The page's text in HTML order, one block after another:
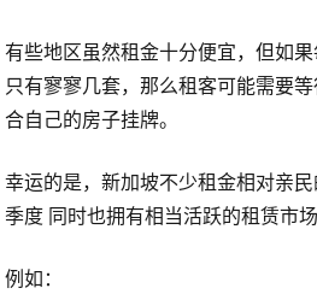
有些地区虽然租金十分便宜，但如
只有寥寥几套，那么租客可能需要
合自己的房子挂牌。
幸运的是，新加坡不少租金相对亲
季度 同时也拥有相当活跃的租赁市场
例如：